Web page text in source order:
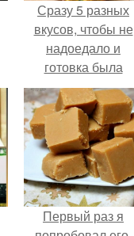
Сразу 5 разных
вкусов, чтобы не
надоедало и
готовка была
проще.
Первый раз я